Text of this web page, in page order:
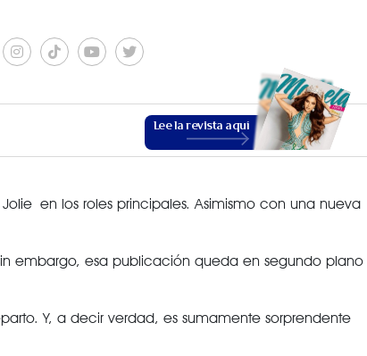
Lee la revista aquí
ESTILO DE VIDA
en los roles principales. Asimismo con una nueva
embargo, esa publicación queda en segundo plano
Y, a decir verdad, es sumamente sorprendente